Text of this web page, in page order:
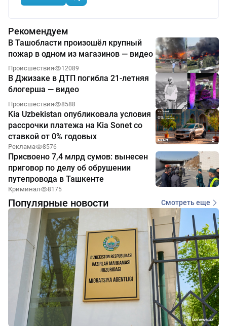
Рекомендуем
В Ташобласти произошёл крупный
пожар в одном из магазинов — видео
Происшествия 12089
В Джизаке в ДТП погибла 21-летняя
блогерша — видео
Происшествия 8588
Kia Uzbekistan опубликовала условия
рассрочки платежа на Kia Sonet со
ставкой от 0% годовых
Реклама 8576
Присвоено 7,4 млрд сумов: вынесен
приговор по делу об обрушении
путепровода в Ташкенте
Криминал 8175
Популярные новости Смотреть еще